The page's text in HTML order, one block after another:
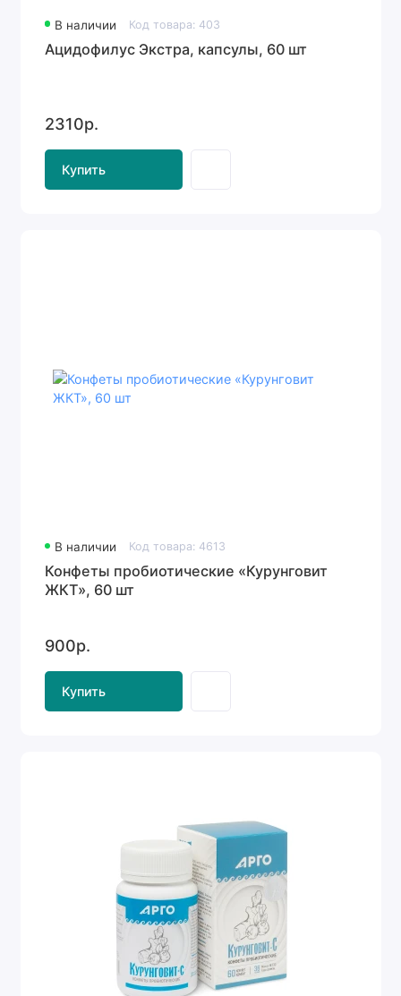
В наличии Код товара: 403
Ацидофилус Экстра, капсулы, 60 шт
2310р.
Купить
В наличии Код товара: 4613
Конфеты пробиотические «Курунговит
ЖКТ», 60 шт
900р.
Купить